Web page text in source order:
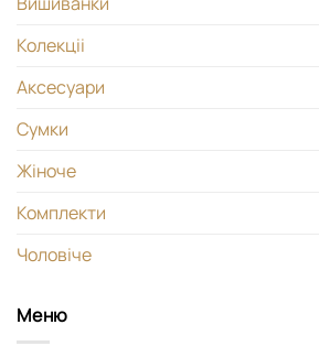
Колекціі
Аксесуари
Сумки
Жіноче
Комплекти
Чоловіче
Меню